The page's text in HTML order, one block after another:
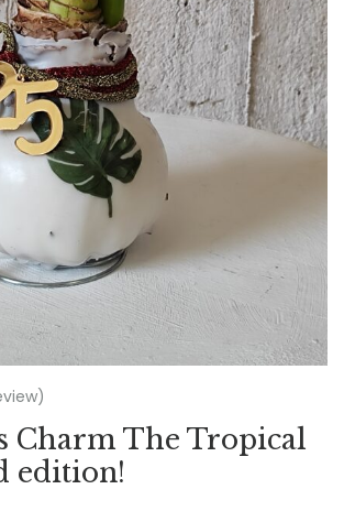
Charm The Tropical
edition!